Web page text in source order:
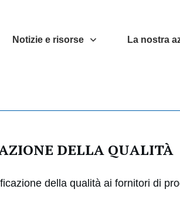
Notizie e risorse La nostra
DELLA QUALITÀ
della qualità ai fornitori di